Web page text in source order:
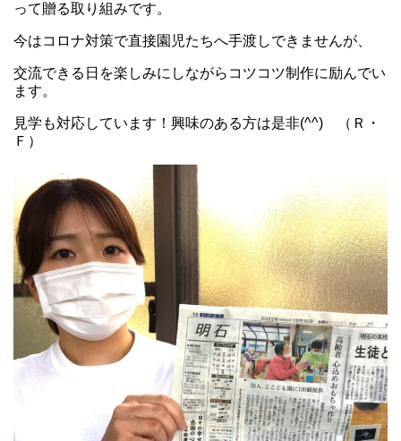
って贈る取り組みです。
今はコロナ対策で直接園児たちへ手渡しできませんが、
交流できる日を楽しみにしながらコツコツ制作に励んでい
ます。
見学も対応しています！興味のある方は是非(^^) （Ｒ・
Ｆ）